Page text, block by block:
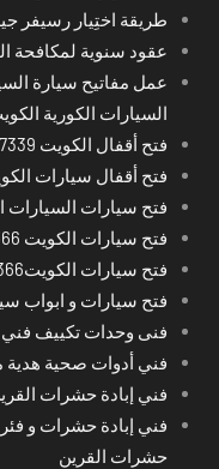
طريقة اختِيار رسيفر
عقود سنوية لمكافحة
عمل مفاتيح سيارة
السيارات الكورية
فتح أقفال الكويت 52227339 قريب على موقعي
فتح أقفال سيارات الكويت66400366
فتح سيارات السيارات
فتح سيارات الكويت 66400366 قريب على موقعي
فتح سيارات الكويت66400366
فتح سيارات و ابواب
فنى وحدات تكييف فني
فني أدوات صحية
فني إبادة حشرات
فني إبادة حشرات و
حشرات القرين